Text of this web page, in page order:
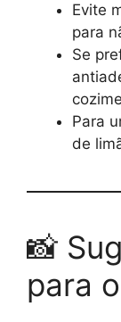
Evite
para
Se
Para
de
📸
para